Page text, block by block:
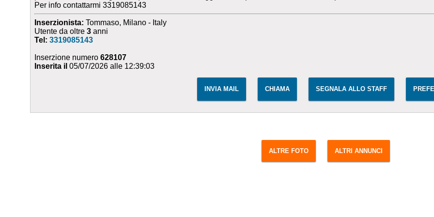
Per info contattarmi 3319085143
Inserzionista: Tommaso, Milano - Italy
Utente da oltre3 anni
Tel:3319085143
Inserzione numero628107
Inserita il 05/07/2026 alle 12:39:03
INVIA MAIL CHIAMA SEGNALA ALLO STAFF
ALTRE FOTO ALTRI ANNUNCI